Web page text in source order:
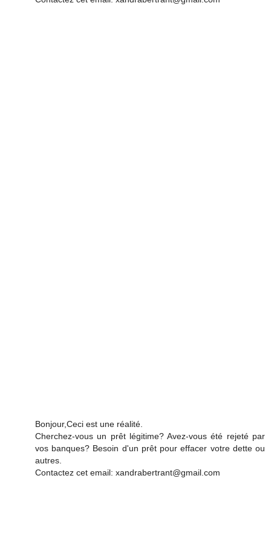
Bonjour,Ceci est une réalité.
Cherchez-vous un prêt légitime? Avez-vous été rejeté par
vos banques? Besoin d'un prêt pour effacer votre dette ou
autres.
Contactez cet email: xandrabertrant@gmail.com